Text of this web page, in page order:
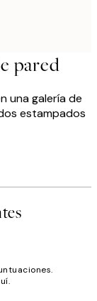
pared
una galería de
estampados